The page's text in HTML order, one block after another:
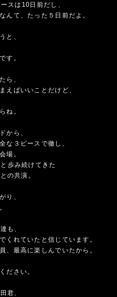
スは10日前だし、
んて、たった５日前だよ。
と、
す。
ら、
えばいいことだけど、
ね。
から、
な３ピースで徹し、
場。
歩み続けてきた
の共演。
り、
も、
くれていたと信じています。
、最高に楽しんでいたから。
ださい。
君、